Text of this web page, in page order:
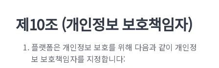
제10조 (개인정보 보호책임자)
플랫폼은 개인정보 보호를 위해 다음과 같이 개인정
보 보호책임자를 지정합니다: